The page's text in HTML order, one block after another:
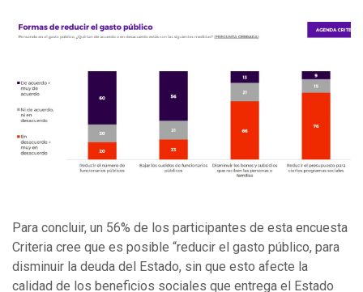
Para concluir, un 56% de los participantes de esta encuesta
Criteria cree que es posible “reducir el gasto público, para
disminuir la deuda del Estado, sin que esto afecte la
calidad de los beneficios sociales que entrega el Estado